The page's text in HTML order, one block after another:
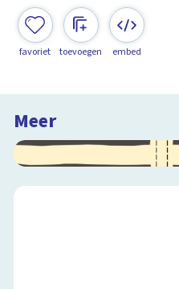
favoriet toevoegen embed
Meer